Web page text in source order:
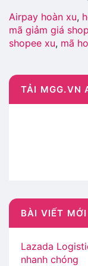
Airpay hoàn xu,
mã giảm giá
shopee xu, mã
shopee
TẢI MGG.VN
BÀI VIẾT MỚI
Lazada
nhanh chóng